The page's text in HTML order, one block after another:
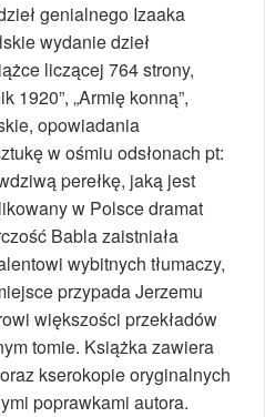
genialnego Izaaka
wydanie dzieł
liczącej 764 strony,
1920”, „Armię konną”,
opowiadania
w ośmiu odsłonach pt:
perełkę, jaką jest
w Polsce dramat
Babla zaistniała
wybitnych tłumaczy,
przypada Jerzemu
większości przekładów
tomie. Książka zawiera
kserokopie oryginalnych
poprawkami autora.